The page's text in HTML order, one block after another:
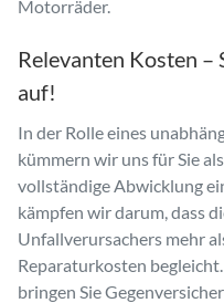
Motorräder.
Relevanten Kosten –
auf!
In der Rolle eines
kümmern wir uns für Sie
vollständige Abwicklung
kämpfen wir darum, dass
Unfallverursachers mehr
Reparaturkosten
bringen Sie